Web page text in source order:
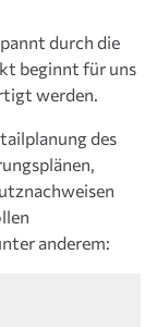
live
anhand von
wie Sie
schlendern
auf sich
wenn Ihnen
gut
Fragen
vor Ort
zur Seite.
durch die
beginnt für uns
werden.
des
anderem: